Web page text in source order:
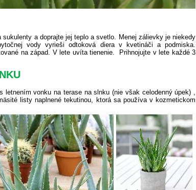
a doprajte jej teplo a svetlo. Menej zálievky je niekedy
vody vyrieši odtoková diera v kvetináči a podmiska.
na západ. V lete uvíta tienenie. Prihnojujte v lete každé 3
vonku na terase na slnku (nie však celodenný úpek) ,
listy naplnené tekutinou, ktorá sa používa v kozmetickom